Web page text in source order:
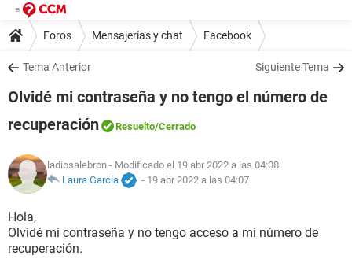
Foros Mensajerías y chat Facebook
Tema Anterior Siguiente Tema
Olvidé mi contraseña y no tengo el número de
recuperación
Resuelto/Cerrado
ladiosalebron - Modificado el 19 abr 2022 a las 04:08
Laura García
- 19 abr 2022 a las 04:07
Hola,
Olvidé mi contraseña y no tengo acceso a mi número de
recuperación.